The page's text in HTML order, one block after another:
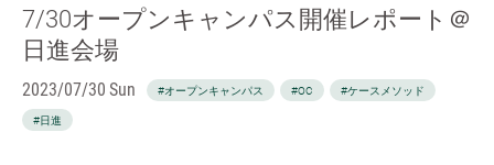
7/30オープンキャンパス開催レポート＠
日進会場
2023/07/30 Sun #オープンキャンパス #OC #ケースメソッド
#日進